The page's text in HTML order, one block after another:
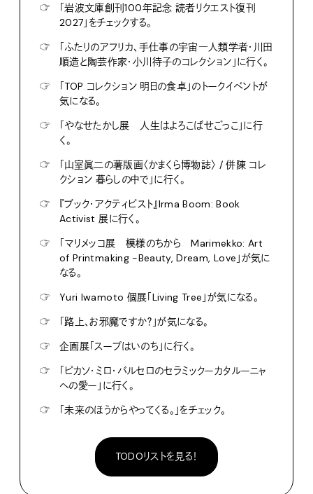
☞
「岩波文庫創刊100年記念 読者リクエスト復刊
2027」をチェックする。
☞
「ふたりのアフリカ、手仕事の宇宙―人類学者・川田
順造と陶芸作家・小川待子のコレクション」に行く。
☞
「TOP コレクション 明日の食卓」のトークイベントが
気になる。
☞
「やなせたかし展 人生はよろこばせごっこ」に行
く。
☞
「山室眞二の薯版画〈かまくら博物誌〉 / 併陳 コレ
クション 暮らしの中で」に行く。
☞
『ブック・アクティビスト』Irma Boom: Book
Activist 展に行く。
☞
「マリメッコ展 模様のちから Marimekko: Art
of Printmaking -Beauty, Dream, Love」が気に
なる。
☞
Yuri Iwamoto 個展「Living Tree」が気になる。
☞
「路上、お邪魔ですか？」が気になる。
☞
企画展「スープはいのち」に行く。
☞
「ピカソ・ミロ・バルセロのセラミックーカタルーニャ
への愛ー」に行く。
☞
「未来のほうからやってくる。」をチェック。
TODOリストを見る！